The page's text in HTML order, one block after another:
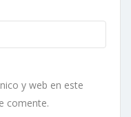
y web en este
comente.